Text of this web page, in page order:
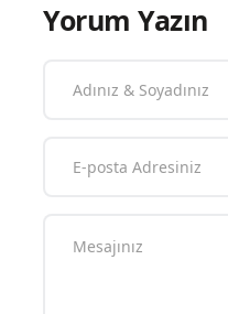
Yorum Yazın